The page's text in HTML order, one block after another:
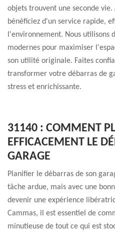
objets trouvent une seconde vie.
bénéficiez d'un service rapide,
l'environnement. Nous utilisons
modernes pour maximiser
son utilité originale. Faites
transformer votre débarras de
stress et enrichissante.
31140 : COMMENT
EFFICACEMENT LE
GARAGE
Planifier le débarras de son
tâche ardue, mais avec une
devenir une expérience
Cammas, il est essentiel de
minutieuse de tout ce qui est